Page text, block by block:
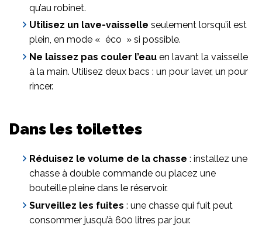
qu’au robinet.
Utilisez un lave-vaisselle seulement lorsqu’il est
plein, en mode « éco » si possible.
Ne laissez pas couler l’eau en lavant la vaisselle
à la main. Utilisez deux bacs : un pour laver, un pour
rincer.
Dans les toilettes
Réduisez le volume de la chasse : installez une
chasse à double commande ou placez une
bouteille pleine dans le réservoir.
Surveillez les fuites : une chasse qui fuit peut
consommer jusqu’à 600 litres par jour.